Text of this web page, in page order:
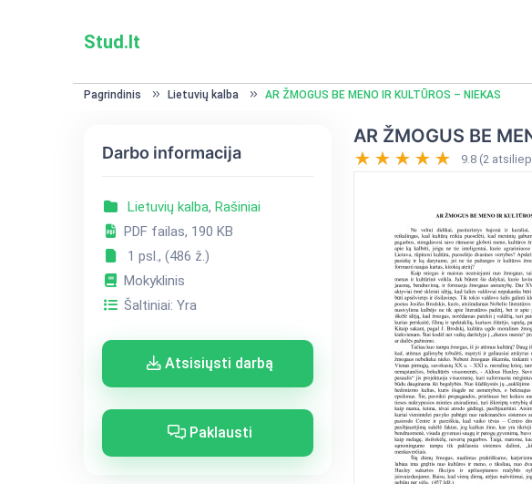
Stud.lt
Pagrindinis Lietuvių kalba AR ŽMOGUS BE MENO IR KULTŪROS – NIEKAS
Darbo informacija
Lietuvių kalba, Rašiniai
PDF failas, 190 KB
1 psl., (486 ž.)
Mokyklinis
Šaltiniai: Yra
Atsisiųsti darbą
Paklausti
AR ŽMOGUS BE
9.8 (2